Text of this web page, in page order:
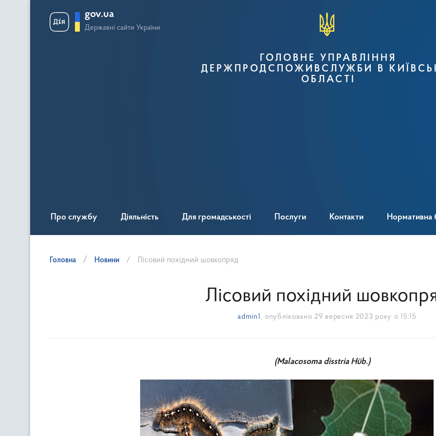
gov.ua
Державні сайти України
ГОЛОВНЕ УПРАВЛІННЯ
ДЕРЖПРОДСПОЖИВСЛУЖБИ В
ОБЛАСТІ
Про службу Діяльність Для громадськості Послуги Контакти Нормативна
Головна Новини Лісовий похідний шовкопряд
Лісовий похідний
admin1 , опубліковано 29 вересня 2023 року о 15:15
(Malacosoma disstria Hüb.)